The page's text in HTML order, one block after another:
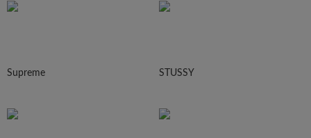
Supreme STUSSY